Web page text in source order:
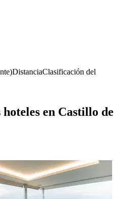
DistanciaClasificación del
en Castillo de